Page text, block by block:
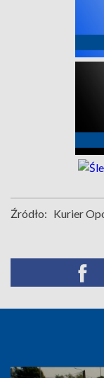
Źródło: Kurier